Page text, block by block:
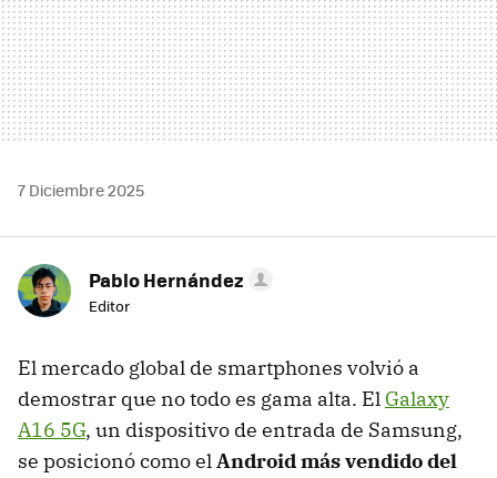
7 Diciembre 2025
Pablo Hernández
Editor
El mercado global de smartphones volvió a
demostrar que no todo es gama alta. El Galaxy
A16 5G, un dispositivo de entrada de Samsung,
se posicionó como elAndroid más vendido del